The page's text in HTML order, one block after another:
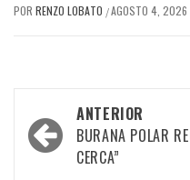
POR RENZO LOBATO /AGOSTO 4, 2026
Navegación
por
ANTERIOR
BURANA POLAR
CERCA”